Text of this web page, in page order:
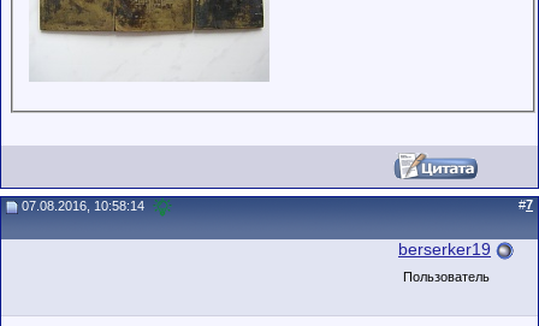
07.08.2016, 10:58:14 #7
berserker19
Пользователь